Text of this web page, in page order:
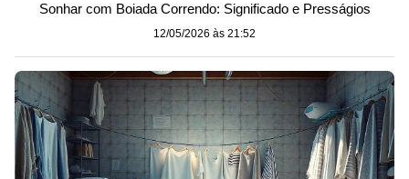
Sonhar com Boiada Correndo: Significado e Presságios
12/05/2026 às 21:52